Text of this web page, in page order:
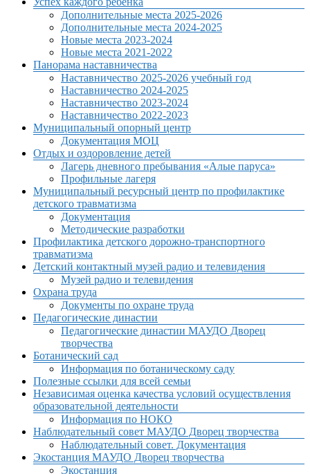
Дополнительные места 2025-2026
Дополнительные места 2024-2025
Новые места 2023-2024
Новые места 2021-2022
Панорама наставничества
Наставничество 2025-2026 учебный год
Наставничество 2024-2025
Наставничество 2023-2024
Наставничество 2022-2023
Муниципальный опорный центр
Документация МОЦ
Отдых и оздоровление детей
Лагерь дневного пребывания «Алые паруса»
Профильные лагеря
Муниципальный ресурсный центр по профилактике
детского травматизма
Документация
Методические разработки
Профилактика детского дорожно-транспортного
травматизма
Детский контактный музей радио и телевидения
Музей радио и телевидения
Охрана труда
Документы по охране труда
Педагогические династии
Педагогические династии МАУДО Дворец
творчества
Ботанический сад
Информация по ботаническому саду
Полезные ссылки для всей семьи
Независимая оценка качества условий осуществления
образовательной деятельности
Информация по НОКО
Наблюдательный совет МАУДО Дворец творчества
Наблюдательный совет. Документация
Экостанция МАУДО Дворец творчества
Экостанция